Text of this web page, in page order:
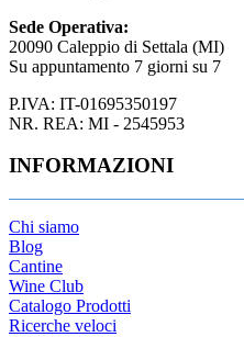
Sede Operativa:
20090 Caleppio di Settala (MI)
Su appuntamento 7 giorni su 7
P.IVA: IT-01695350197
NR. REA: MI - 2545953
INFORMAZIONI
Chi siamo
Blog
Cantine
Wine Club
Catalogo Prodotti
Ricerche veloci